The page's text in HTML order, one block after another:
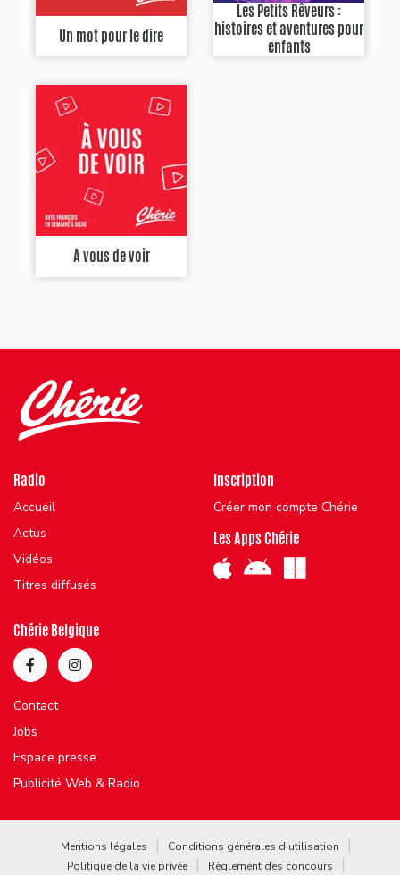
Un mot pour le dire
Les Petits Rêveurs :
histoires et aventures pour
enfants
A vous de voir
Radio
Accueil
Actus
Vidéos
Titres diffusés
Inscription
Créer mon compte Chérie
Les Apps Chérie
Chérie Belgique
Contact
Jobs
Espace presse
Publicité Web & Radio
Mentions légales
Conditions générales d'utilisation
Politique de la vie privée
Règlement des concours